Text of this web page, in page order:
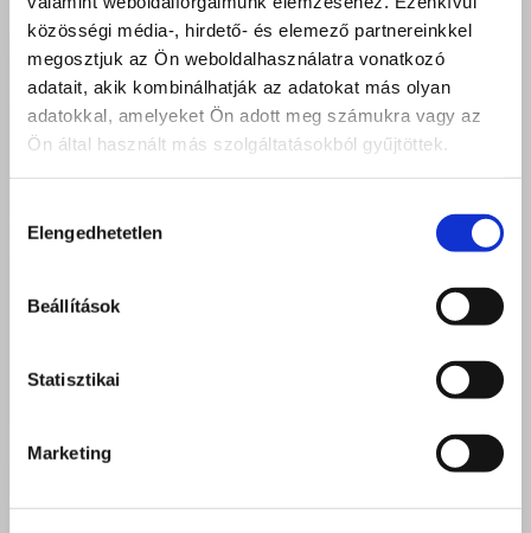
közösségi média-, hirdető- és elemező partnereinkkel
megosztjuk az Ön weboldalhasználatra vonatkozó
adatait, akik kombinálhatják az adatokat más olyan
adatokkal, amelyeket Ön adott meg számukra vagy az
Ön által használt más szolgáltatásokból gyűjtöttek.
kiválasztása
Elengedhetetlen
Beállítások
Statisztikai
Marketing